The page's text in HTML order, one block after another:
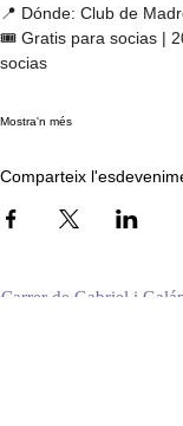
📍 Dónde: Club de
🎟️ Gratis para socias |
socias
Mostra'n més
Comparteix
Carrer de Gabriel i